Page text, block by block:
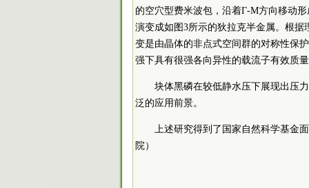
的空穴型费米波包，沿着Γ-Μ方向移动
演变成如图3所示的狄拉克半金属。根
变是由晶体的非点式空间群的对称性保
强下具有很强各向异性的载流子有效质
块体黑磷在较低静水压下展现出压
泛的应用前景。
上述研究得到了国家自然科学基金
院）